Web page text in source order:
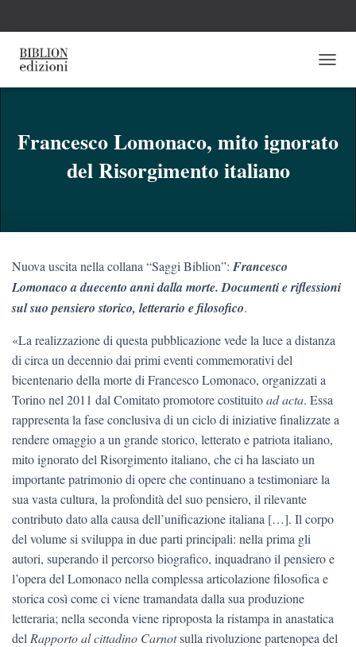
A
A
G
Francesco Lomonaco, mito ignorato
del Risorgimento italiano
Nuova uscita nella collana “Saggi Biblion”: Francesco
Lomonaco a duecento anni dalla morte. Documenti e riflessioni
sul suo pensiero storico, letterario e filosofico.
«La realizzazione di questa pubblicazione vede la luce a distanza
di circa un decennio dai primi eventi commemorativi del
bicentenario della morte di Francesco Lomonaco, organizzati a
Torino nel 2011 dal Comitato promotore costituitoad acta. Essa
rappresenta la fase conclusiva di un ciclo di iniziative finalizzate a
rendere omaggio a un grande storico, letterato e patriota italiano,
mito ignorato del Risorgimento italiano, che ci ha lasciato un
importante patrimonio di opere che continuano a testimoniare la
sua vasta cultura, la profondità del suo pensiero, il rilevante
contributo dato alla causa dell’unificazione italiana […]. Il corpo
del volume si sviluppa in due parti principali: nella prima gli
autori, superando il percorso biografico, inquadrano il pensiero e
l’opera del Lomonaco nella complessa articolazione filosofica e
storica così come ci viene tramandata dalla sua produzione
letteraria; nella seconda viene riproposta la ristampa in anastatica
del Rapporto al cittadino Carnotsulla rivoluzione partenopea del